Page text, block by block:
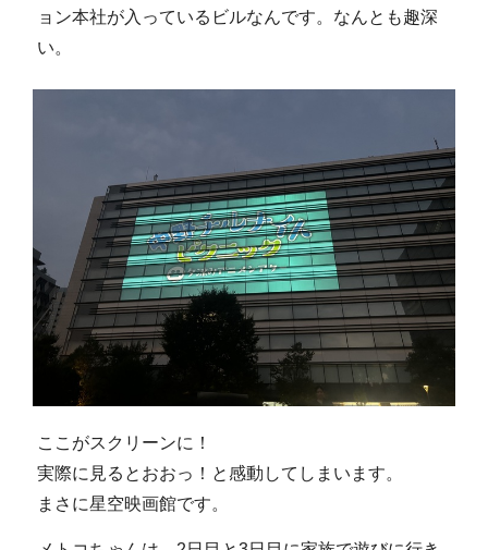
ョン本社が入っているビルなんです。なんとも趣深
い。
ここがスクリーンに！
実際に見るとおおっ！と感動してしまいます。
まさに星空映画館です。